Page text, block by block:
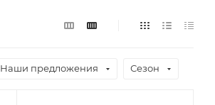
Наши предложения Сезон